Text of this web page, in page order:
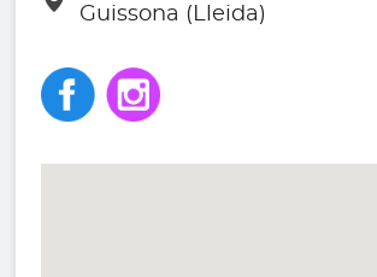
Guissona (Lleida)